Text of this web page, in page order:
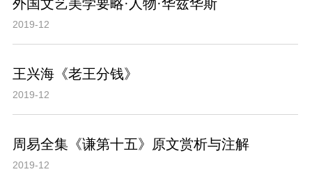
外国文艺美学要略·人物·华兹华斯
2019-12
王兴海《老王分钱》
2019-12
周易全集《谦第十五》原文赏析与注解
2019-12